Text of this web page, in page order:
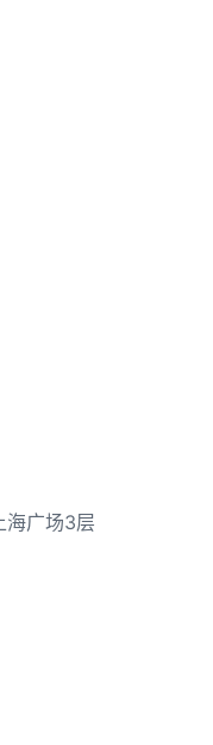
海广场3层